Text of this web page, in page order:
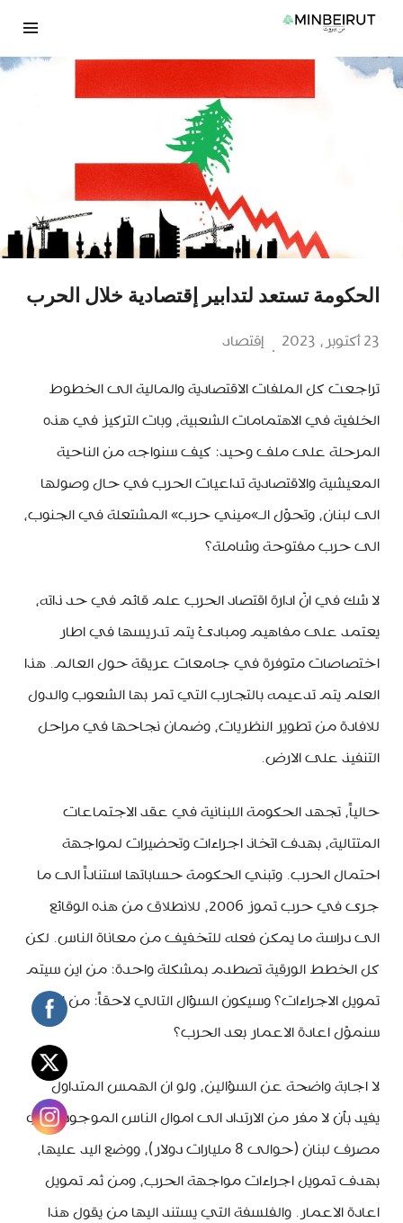
انتقل
المحتوى
الحكومة تستعد لتدابير إقتصادية خلال الحرب
23 أكتوبر، 2023 إقتصاد
تراجعت كل الملفات الاقتصادية والمالية الى الخطوط
الخلفية في الاهتمامات الشعبية، وبات التركيز في هذه
المرحلة على ملف وحيد: كيف سنواجه من الناحية
المعيشية والاقتصادية تداعيات الحرب في حال وصولها
الى لبنان، وتحوّل الـ»ميني حرب» المشتعلة في الجنوب،
الى حرب مفتوحة وشاملة؟
لا شك في انّ ادارة اقتصاد الحرب علم قائم في حد ذاته،
يعتمد على مفاهيم ومبادئ يتم تدريسها في اطار
اختصاصات متوفرة في جامعات عريقة حول العالم. هذا
العلم يتم تدعيمه بالتجارب التي تمر بها الشعوب والدول
للافادة من تطوير النظريات، وضمان نجاحها في مراحل
التنفيذ على الارض.
حالياً، تجهد الحكومة اللبنانية في عقد الاجتماعات
المتتالية، بهدف اتخاذ اجراءات وتحضيرات لمواجهة
احتمال الحرب. وتبني الحكومة حساباتها استناداً الى ما
جرى في حرب تموز 2006، للانطلاق من هذه الوقائع
الى دراسة ما يمكن فعله للتخفيف من معاناة الناس. لكن
كل الخطط الورقية تصطدم بمشكلة واحدة: من اين سيتم
تمويل الاجراءات؟ وسيكون السؤال التالي لاحقاً: من اين
سنموّل اعادة الاعمار بعد الحرب؟
لا اجابة واضحة عن السؤالين، ولو ان الهمس المتداول
يفيد بأن لا مفر من الارتداد الى اموال الناس الموجودة في
مصرف لبنان (حوالى 8 مليارات دولار)، ووضع اليد عليها،
بهدف تمويل اجراءات مواجهة الحرب، ومن ثم تمويل
اعادة الاعمار. والفلسفة التي يستند اليها من يقول هذا